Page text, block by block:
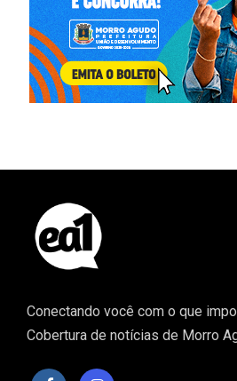
Conectando você com o que
Cobertura de notícias de Morro